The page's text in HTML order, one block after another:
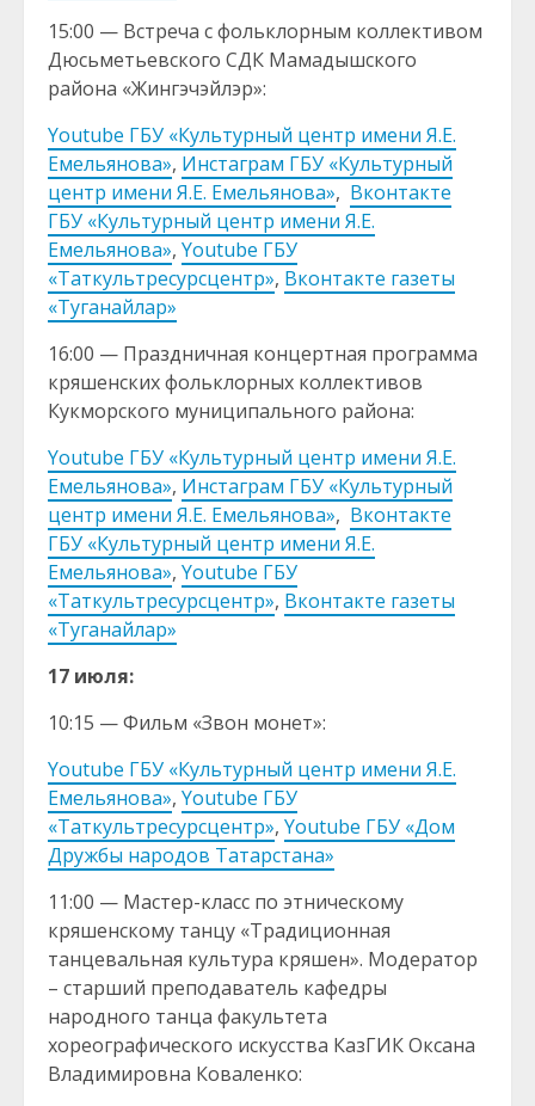
15:00 — Встреча с фольклорным коллективом
Дюсьметьевского СДК Мамадышского
района «Жингэчэйлэр»:
Youtube ГБУ «Культурный центр имени Я.Е.
Емельянова», Инстаграм ГБУ «Культурный
центр имени Я.Е. Емельянова», Вконтакте
ГБУ «Культурный центр имени Я.Е.
Емельянова», Youtube ГБУ
«Таткультресурсцентр», Вконтакте газеты
«Туганайлар»
16:00 — Праздничная концертная программа
кряшенских фольклорных коллективов
Кукморского муниципального района:
Youtube ГБУ «Культурный центр имени Я.Е.
Емельянова», Инстаграм ГБУ «Культурный
центр имени Я.Е. Емельянова», Вконтакте
ГБУ «Культурный центр имени Я.Е.
Емельянова», Youtube ГБУ
«Таткультресурсцентр», Вконтакте газеты
«Туганайлар»
17 июля:
10:15 — Фильм «Звон монет»:
Youtube ГБУ «Культурный центр имени Я.Е.
Емельянова», Youtube ГБУ
«Таткультресурсцентр», Youtube ГБУ «Дом
Дружбы народов Татарстана»
11:00 — Мастер-класс по этническому
кряшенскому танцу «Традиционная
танцевальная культура кряшен». Модератор
– старший преподаватель кафедры
народного танца факультета
хореографического искусства КазГИК Оксана
Владимировна Коваленко: